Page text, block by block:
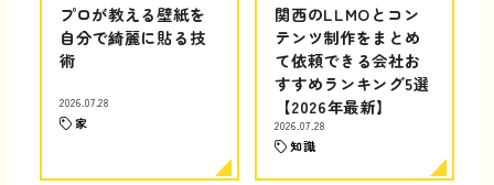
プロが教える壁紙を
自分で綺麗に貼る技
術
2026.07.28
家
関西のLLMOとコン
テンツ制作をまとめ
て依頼できる会社お
すすめランキング5選
【2026年最新】
2026.07.28
知識